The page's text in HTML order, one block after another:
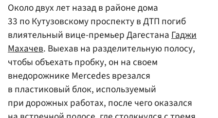
Около двух лет назад в районе дома
33 по Кутузовскому проспекту в ДТП погиб
влиятельный вице-премьер ДагестанаГаджи
Махачев. Выехав на разделительную полосу,
чтобы объехать пробку, он на своем
внедорожнике Mercedes врезался
в пластиковый блок, используемый
при дорожных работах, после чего оказался